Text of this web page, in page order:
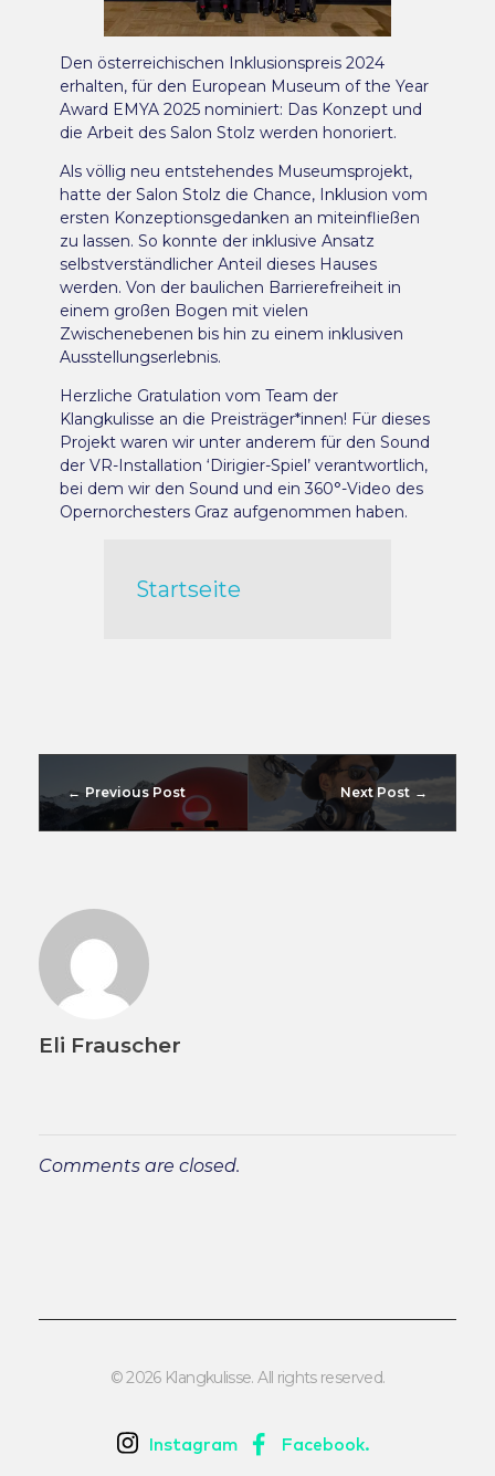
Den österreichischen Inklusionspreis 2024
erhalten, für den European Museum of the Year
Award EMYA 2025 nominiert: Das Konzept und
die Arbeit des Salon Stolz werden honoriert.
Als völlig neu entstehendes Museumsprojekt,
hatte der Salon Stolz die Chance, Inklusion vom
ersten Konzeptionsgedanken an miteinfließen
zu lassen. So konnte der inklusive Ansatz
selbstverständlicher Anteil dieses Hauses
werden. Von der baulichen Barrierefreiheit in
einem großen Bogen mit vielen
Zwischenebenen bis hin zu einem inklusiven
Ausstellungserlebnis.
Herzliche Gratulation vom Team der
Klangkulisse an die Preisträger*innen! Für dieses
Projekt waren wir unter anderem für den Sound
der VR-Installation ‘Dirigier-Spiel’ verantwortlich,
bei dem wir den Sound und ein 360°-Video des
Opernorchesters Graz aufgenommen haben.
Startseite
Previous Post Next Post
Eli Frauscher
Comments are closed.
© 2026 Klangkulisse. All rights reserved.
Instagram Facebook.